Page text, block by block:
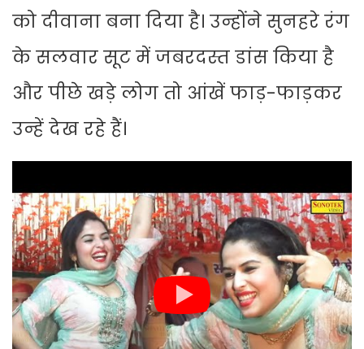
को दीवाना बना दिया है। उन्होंने सुनहरे रंग
के सलवार सूट में जबरदस्त डांस किया है
और पीछे खड़े लोग तो आंखें फाड़-फाड़कर
उन्हें देख रहे हैं।